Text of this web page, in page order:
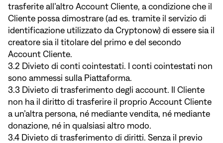
trasferite all’altro Account Cliente, a condizione che il
Cliente possa dimostrare (ad es. tramite il servizio di
identificazione utilizzato da Cryptonow) di essere sia il
creatore sia il titolare del primo e del secondo
Account Cliente.
3.2 Divieto di conti cointestati. I conti cointestati non
sono ammessi sulla Piattaforma.
3.3 Divieto di trasferimento degli account. Il Cliente
non ha il diritto di trasferire il proprio Account Cliente
a un’altra persona, né mediante vendita, né mediante
donazione, né in qualsiasi altro modo.
3.4 Divieto di trasferimento di diritti. Senza il previo